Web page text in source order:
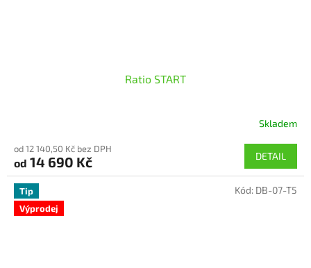
Ratio START
Skladem
od 12 140,50 Kč bez DPH
od 14 690 Kč DETAIL
Tip
Výprodej
Kód: DB-07-T5